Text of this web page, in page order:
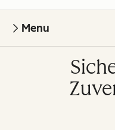
Menu